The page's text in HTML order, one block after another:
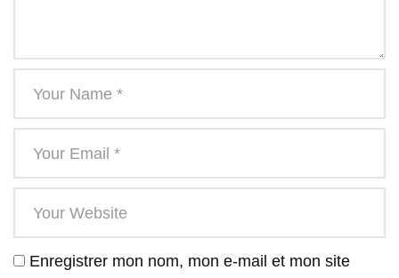
Enregistrer mon nom, mon e-mail et mon site